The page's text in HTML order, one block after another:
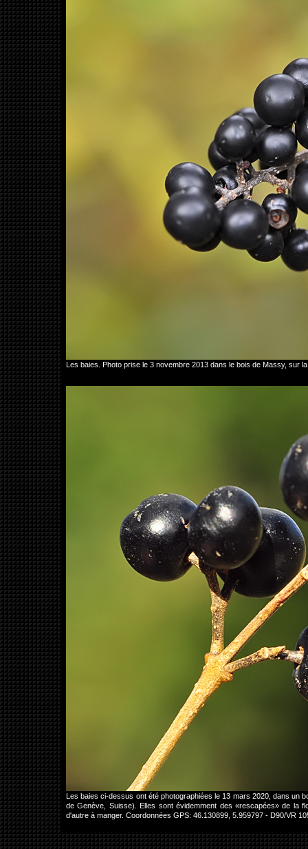
Les baies. Photo prise le 3 novembre 2013 dans le bois de Massy, sur
Les baies ci-dessus ont été photographiées le 13 mars 2020, dans un
de Genève, Suisse). Elles sont évidemment des «rescapées» de la
d'autre à manger. Coordonnées GPS: 46.130899, 5.959797 - D90/VR